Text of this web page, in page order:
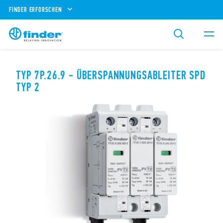
FINDER ERFORSCHEN
TYP 7P.26.9 - ÜBERSPANNUNGSABLEITER SPD
TYP 2